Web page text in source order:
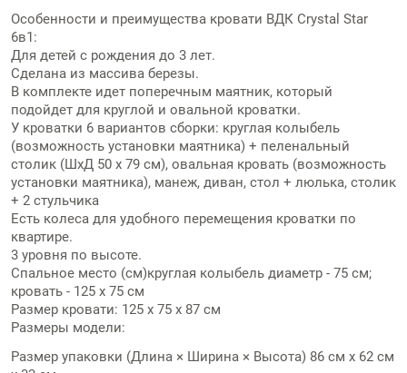
Особенности и преимущества кровати ВДК Crystal Star
6в1:
Для детей с рождения до 3 лет.
Сделана из массива березы.
В комплекте идет поперечным маятник, который
подойдет для круглой и овальной кроватки.
У кроватки 6 вариантов сборки: круглая колыбель
(возможность установки маятника) + пеленальный
столик (ШхД 50 х 79 см), овальная кровать (возможность
установки маятника), манеж, диван, стол + люлька, столик
+ 2 стульчика
Есть колеса для удобного перемещения кроватки по
квартире.
3 уровня по высоте.
Спальное место (см)круглая колыбель диаметр - 75 см;
кровать - 125 x 75 см
Размер кровати: 125 х 75 х 87 см
Размеры модели:
Размер упаковки (Длина × Ширина × Высота) 86 см х 62 см